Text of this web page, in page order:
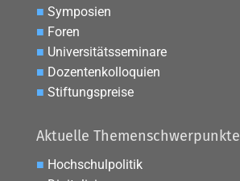
■ Symposien
■ Foren
■ Universitätsseminare
■ Dozentenkolloquien
■ Stiftungspreise
Aktuelle Themenschwerpunkte
■ Hochschulpolitik